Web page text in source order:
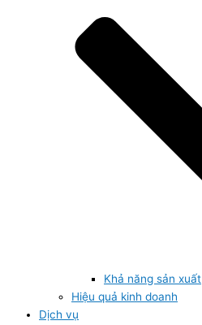
Khả năng sản xuất
Hiệu quả kinh doanh
Dịch vụ